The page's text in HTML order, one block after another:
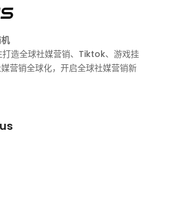
造全球社媒营销、Tiktok、游戏挂
营销全球化，开启全球社媒营销新